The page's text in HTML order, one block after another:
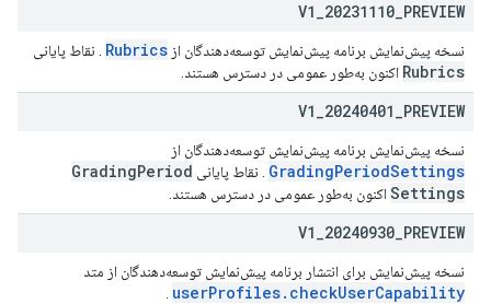
V1 20231110 PREVIEW
نسخه پیش‌نمایش برنامه پیش‌نمایش توسعه‌دهندگان از Rubrics . نقاط پایانی
Rubrics اکنون به‌طور عمومی در دسترس هستند.
V1 20240401 PREVIEW
نسخه پیش‌نمایش برنامه پیش‌نمایش توسعه‌دهندگان از
GradingPeriodSettings . نقاط پایانی GradingPeriod
Settings اکنون به‌طور عمومی در دسترس هستند.
V1 20240930 PREVIEW
نسخه پیش‌نمایش برای انتشار برنامه پیش‌نمایش توسعه‌دهندگان از متد
userProfiles.checkUserCapability